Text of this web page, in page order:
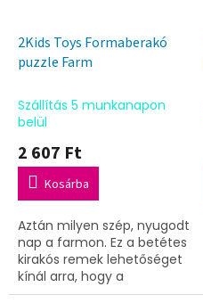
2Kids Toys Formaberakó
puzzle Farm
Szállítás 5 munkanapon
belül
2 607 Ft
Kosárba
Aztán milyen szép, nyugodt
nap a farmon. Ez a betétes
kirakós remek lehetőséget
kínál arra, hogy a
legkisebbeknél fejlesszük a